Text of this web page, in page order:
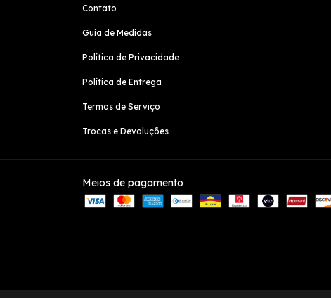
Contato
Guia de Medidas
Política de Privacidade
Política de Entrega
Termos de Serviço
Trocas e Devoluções
Meios de pagamento